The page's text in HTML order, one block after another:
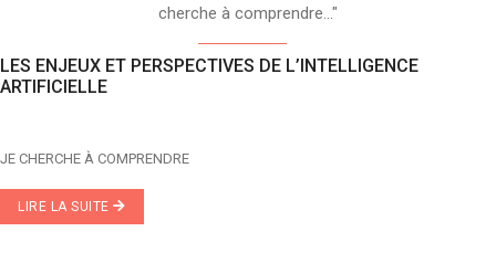
cherche à comprendre..."
LES ENJEUX ET PERSPECTIVES DE L’INTELLIGENCE
ARTIFICIELLE
JE CHERCHE À COMPRENDRE
LIRE LA SUITE